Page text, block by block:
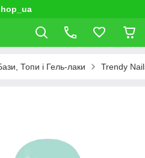
Топи і Гель-лаки Trendy